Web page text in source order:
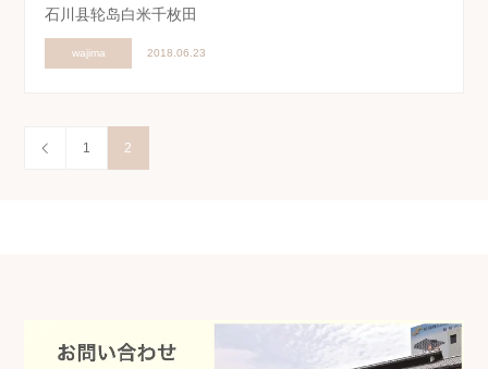
石川县轮岛白米千枚田
wajima 2018.06.23
1 2